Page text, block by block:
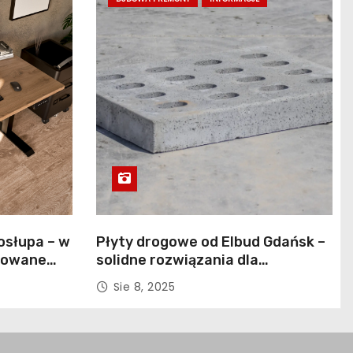
– w
Płyty drogowe od Elbud Gdańsk –
solidne rozwiązania dla
budownictwa i inwestycji
Sie 8, 2025